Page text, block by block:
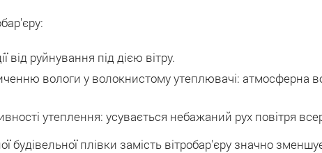
від руйнування під дією вітру.
вологи у волокнистому утеплювачі: атмосферна
утеплення: усувається небажаний рух повітря
будівельної плівки замість вітробар'єру значно